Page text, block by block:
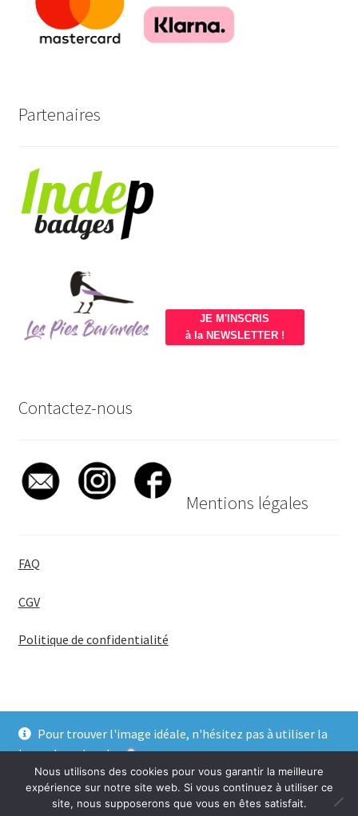
Pour trouver l'image idéale, n'hésitez pas à utiliser la
barre de recherche
Ignorer
Partenaires
JE M'INSCRIS
à la NEWSLETTER !
Contactez-nous
Mentions légales
FAQ
CGV
Politique de confidentialité
© BadgeGirl® 2026
Nous utilisons des cookies pour vous garantir la meilleure
expérience sur notre site web. Si vous continuez à utiliser ce
site, nous supposerons que vous en êtes satisfait.